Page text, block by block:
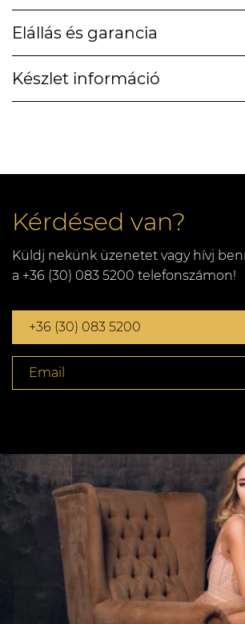
Elállás és garancia
Készlet információ
Kérdésed van?
Küldj nekünk üzenetet vagy hívj
a +36 (30) 083 5200 telefonszámon!
+36 (30) 083 5200
Email